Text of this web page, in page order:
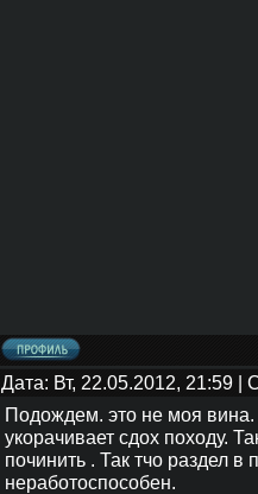
Дата: Вт, 22.05.2012, 21:59
Подождем. это не моя
укорачивает сдох походу.
починить . Так тчо раздел
неработоспособен.